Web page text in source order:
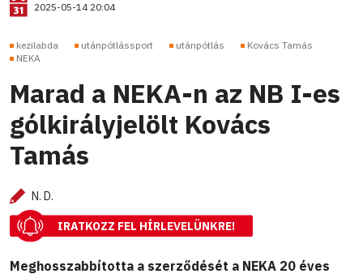
2025-05-14 20:04
kezilabda utánpótlássport utánpótlás
Kovács Tamás
NEKA
Marad a NEKA-n az NB I-es
gólkirályjelölt Kovács
Tamás
N. D.
IRATKOZZ FEL HÍRLEVELÜNKRE!
Meghosszabbította a szerződését a NEKA 20 éves